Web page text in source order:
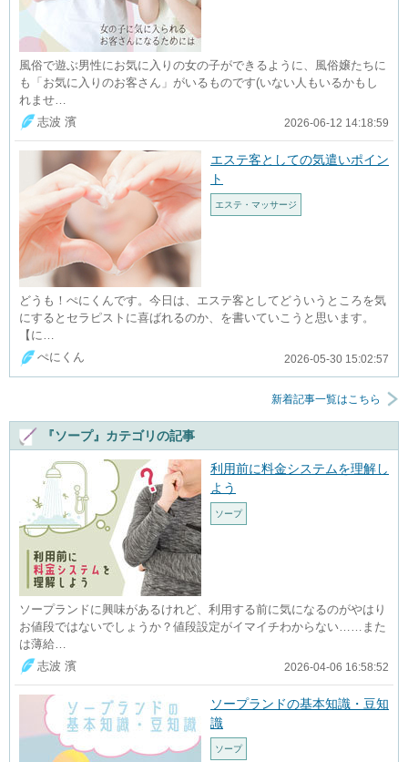
風俗で遊ぶ男性にお気に入りの女の子ができるように、風俗嬢たちに
も「お気に入りのお客さん」がいるものです(いない人もいるかもし
れませ…
志波 濱
2026-06-12 14:18:59
エステ客としての気遣いポイン
ト
エステ・マッサージ
どうも！ぺにくんです。今日は、エステ客としてどういうところを気
にするとセラピストに喜ばれるのか、を書いていこうと思います。
【に…
ぺにくん
2026-05-30 15:02:57
新着記事一覧はこちら
『ソープ』カテゴリの記事
利用前に料金システムを理解し
よう
ソープ
ソープランドに興味があるけれど、利用する前に気になるのがやはり
お値段ではないでしょうか？値段設定がイマイチわからない……また
は薄給…
志波 濱
2026-04-06 16:58:52
ソープランドの基本知識・豆知
識
ソープ